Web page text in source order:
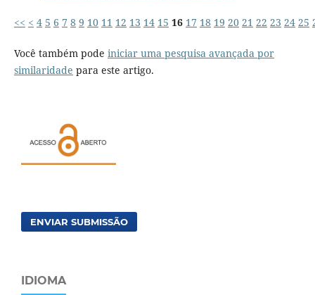
<< < 4 5 6 7 8 9 10 11 12 13 14 15 16 17 18 19 20 21 22 23 24 25
Você também pode iniciar uma pesquisa avançada por
similaridade para este artigo.
ENVIAR SUBMISSÃO
IDIOMA